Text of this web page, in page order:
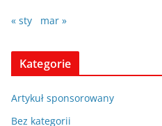
« sty mar »
Kategorie
Artykuł sponsorowany
Bez kategorii